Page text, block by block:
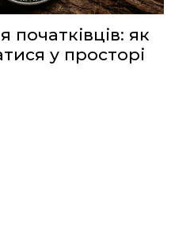
початківців: як
у просторі